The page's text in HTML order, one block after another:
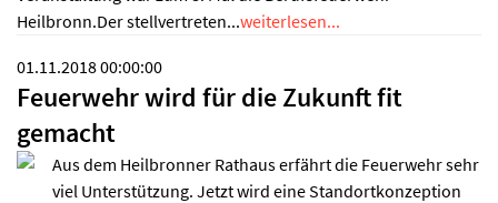
Heilbronn.Der stellvertreten...weiterlesen...
01.11.2018 00:00:00
Feuerwehr wird für die Zukunft fit
gemacht
Aus dem Heilbronner Rathaus erfährt die Feuerwehr sehr
viel Unterstützung. Jetzt wird eine Standortkonzeption